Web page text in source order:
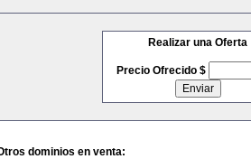
Realizar una Oferta
Precio Ofrecido $
dominios en venta: